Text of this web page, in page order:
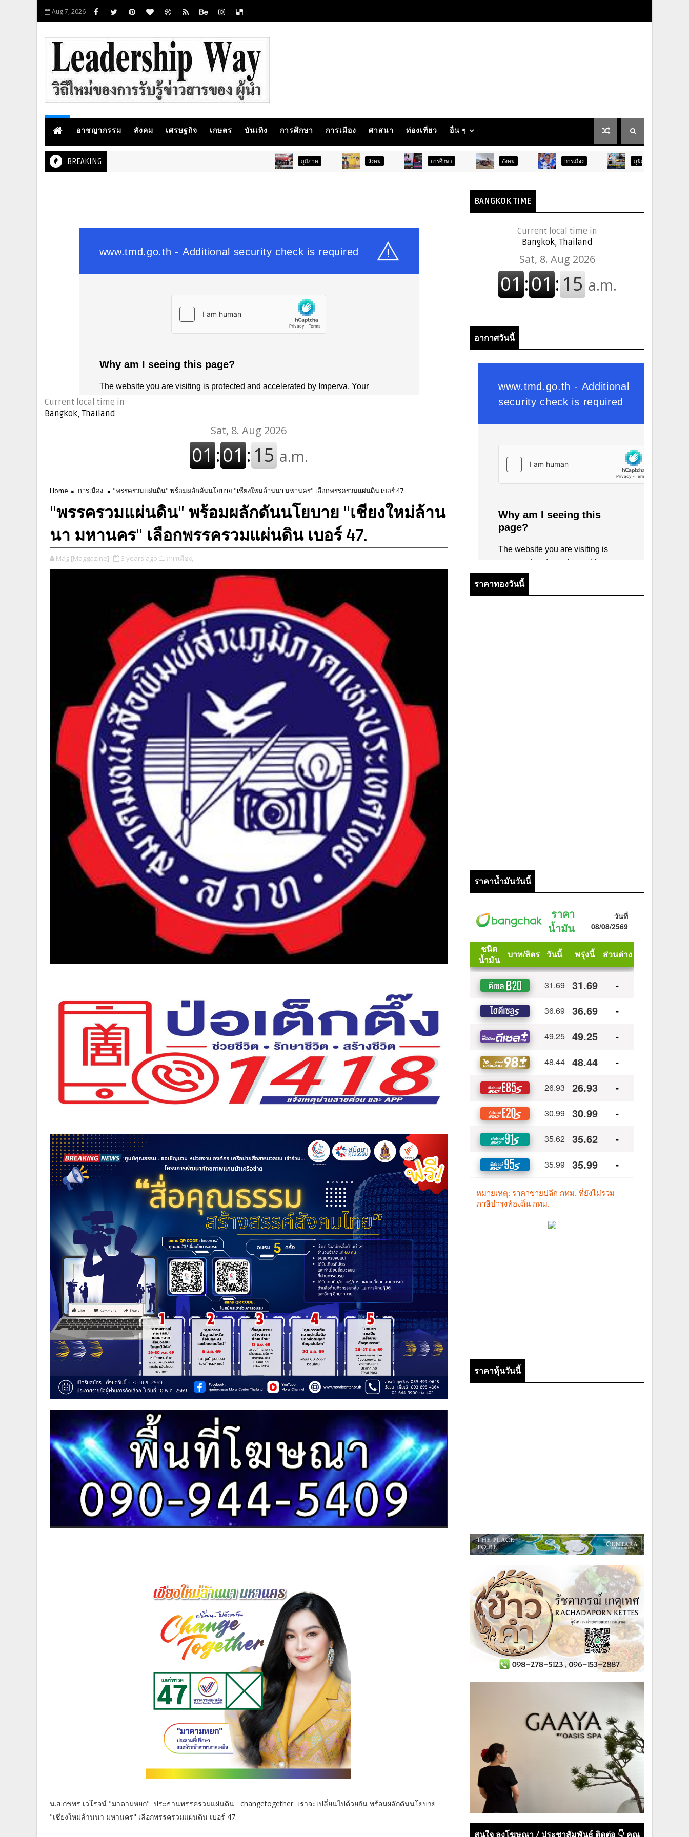
Aug 7, 2026
อาชญากรรม สังคม เศรษฐกิจ เกษตร บันเทิง การศึกษา การเมือง ศาสนา ท่องเที่ยว อื่น ๆ
BREAKING ภูมิภาค การศึกษา การเมือง ภูมิภาค
Current local time in
Bangkok, Thailand
Home การเมือง "พรรครวมแผ่นดิน" พร้อมผลักดันนโยบาย "เชียงใหม่ล้านนา มหานคร" เลือกพรรครวมแผ่นดิน เบอร์ 47.
"พรรครวมแผ่นดิน" พร้อมผลักดันนโยบาย "เชียงใหม่ล้าน
นา มหานคร" เลือกพรรครวมแผ่นดิน เบอร์ 47.
Mag [Maggazine] 3 years ago การเมือง,
น.ส.กชพร เวโรจน์ "มาดามหยก" ประธานพรรครวมแผ่นดิน changetogether เราจะเปลี่ยนไปด้วยกัน พร้อมผลักดันนโยบาย
"เชียงใหม่ล้านนา มหานคร" เลือกพรรครวมแผ่นดิน เบอร์ 47.
BANGKOK TIME
Current local time in
Bangkok, Thailand
อากาศวันนี้
ราคาทองวันนี้
ราคาน้ำมันวันนี้
ราคาหุ้นวันนี้
สนใจ ลงโฆษณา / ประชาสัมพันธ์ ติดต่อ 👇 คุณ